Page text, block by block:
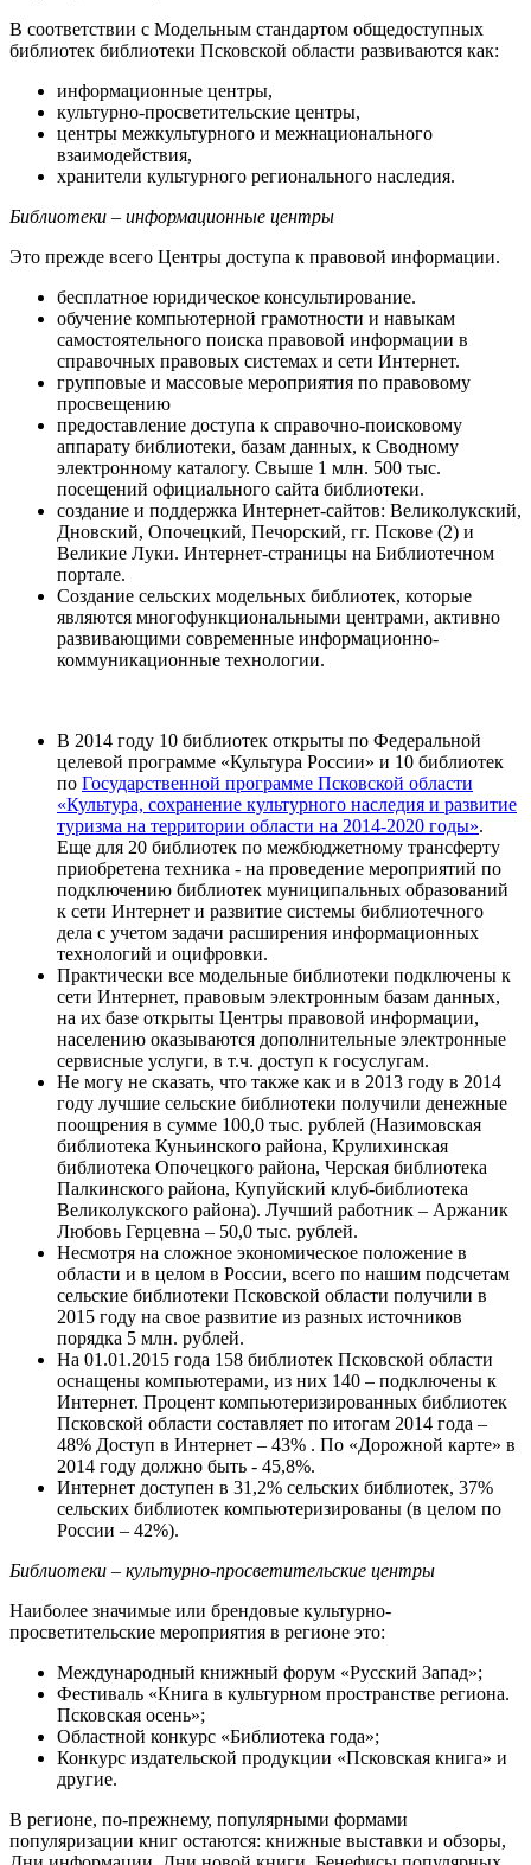
В соответствии с Модельным стандартом общедоступных
библиотек библиотеки Псковской области развиваются как:
информационные центры,
культурно-просветительские центры,
центры межкультурного и межнационального
взаимодействия,
хранители культурного регионального наследия.
Библиотеки – информационные центры
Это прежде всего Центры доступа к правовой информации.
бесплатное юридическое консультирование.
обучение компьютерной грамотности и навыкам
самостоятельного поиска правовой информации в
справочных правовых системах и сети Интернет.
групповые и массовые мероприятия по правовому
просвещению
предоставление доступа к справочно-поисковому
аппарату библиотеки, базам данных, к Сводному
электронному каталогу. Свыше 1 млн. 500 тыс.
посещений официального сайта библиотеки.
создание и поддержка Интернет-сайтов: Великолукский,
Дновский, Опочецкий, Печорский, гг. Пскове (2) и
Великие Луки. Интернет-страницы на Библиотечном
портале.
Создание сельских модельных библиотек, которые
являются многофункциональными центрами, активно
развивающими современные информационно-
коммуникационные технологии.
В 2014 году 10 библиотек открыты по Федеральной
целевой программе «Культура России» и 10 библиотек
по Государственной программе Псковской области
«Культура, сохранение культурного наследия и развитие
туризма на территории области на 2014-2020 годы».
Еще для 20 библиотек по межбюджетному трансферту
приобретена техника - на проведение мероприятий по
подключению библиотек муниципальных образований
к сети Интернет и развитие системы библиотечного
дела с учетом задачи расширения информационных
технологий и оцифровки.
Практически все модельные библиотеки подключены к
сети Интернет, правовым электронным базам данных,
на их базе открыты Центры правовой информации,
населению оказываются дополнительные электронные
сервисные услуги, в т.ч. доступ к госуслугам.
Не могу не сказать, что также как и в 2013 году в 2014
году лучшие сельские библиотеки получили денежные
поощрения в сумме 100,0 тыс. рублей (Назимовская
библиотека Куньинского района, Крулихинская
библиотека Опочецкого района, Черская библиотека
Палкинского района, Купуйский клуб-библиотека
Великолукского района). Лучший работник – Аржаник
Любовь Герцевна – 50,0 тыс. рублей.
Несмотря на сложное экономическое положение в
области и в целом в России, всего по нашим подсчетам
сельские библиотеки Псковской области получили в
2015 году на свое развитие из разных источников
порядка 5 млн. рублей.
На 01.01.2015 года 158 библиотек Псковской области
оснащены компьютерами, из них 140 – подключены к
Интернет. Процент компьютеризированных библиотек
Псковской области составляет по итогам 2014 года –
48% Доступ в Интернет – 43% . По «Дорожной карте» в
2014 году должно быть - 45,8%.
Интернет доступен в 31,2% сельских библиотек, 37%
сельских библиотек компьютеризированы (в целом по
России – 42%).
Библиотеки – культурно-просветительские центры
Наиболее значимые или брендовые культурно-
просветительские мероприятия в регионе это:
Международный книжный форум «Русский Запад»;
Фестиваль «Книга в культурном пространстве региона.
Псковская осень»;
Областной конкурс «Библиотека года»;
Конкурс издательской продукции «Псковская книга» и
другие.
В регионе, по-прежнему, популярными формами
популяризации книг остаются: книжные выставки и обзоры,